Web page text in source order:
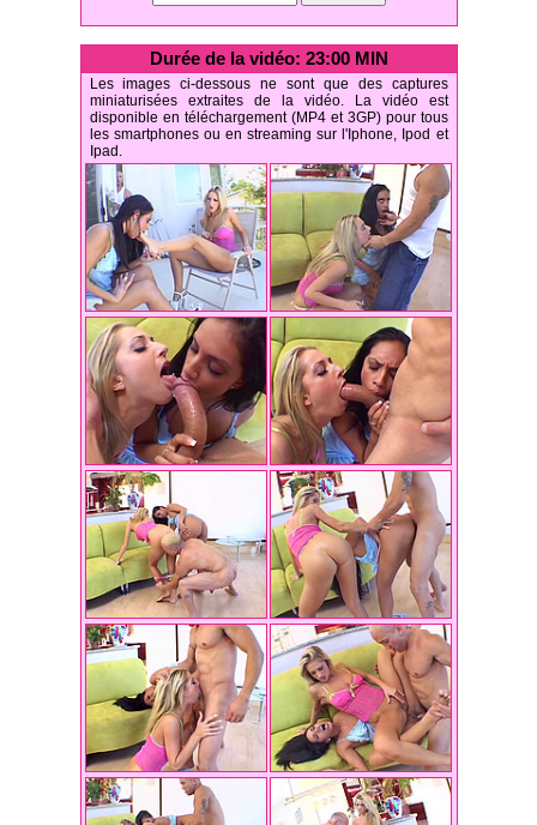
Durée de la vidéo: 23:00 MIN
Les images ci-dessous ne sont que des captures
miniaturisées extraites de la vidéo. La vidéo est
disponible en téléchargement (MP4 et 3GP) pour tous
les smartphones ou en streaming sur l'Iphone, Ipod et
Ipad.